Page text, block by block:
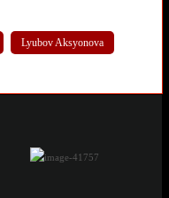
Lyubov Aksyonova